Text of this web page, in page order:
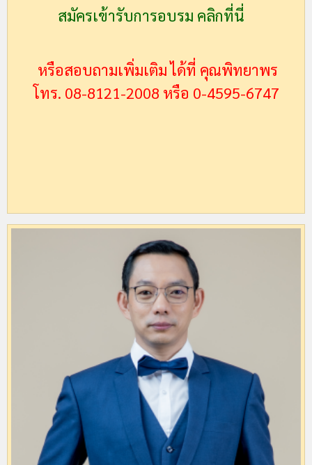
สมัครเข้ารับการอบรม คลิกที่นี่
หรือสอบถามเพิ่มเติม ได้ที่ คุณพิทยาพร
โทร. 08-8121-2008 หรือ 0-4595-6747